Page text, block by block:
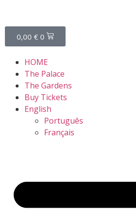
0,00 € 0
HOME
The Palace
The Gardens
Buy Tickets
English
Português
Français